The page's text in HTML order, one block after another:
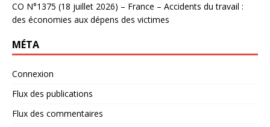
CO N°1375 (18 juillet 2026) – France – Accidents du travail :
des économies aux dépens des victimes
MÉTA
Connexion
Flux des publications
Flux des commentaires